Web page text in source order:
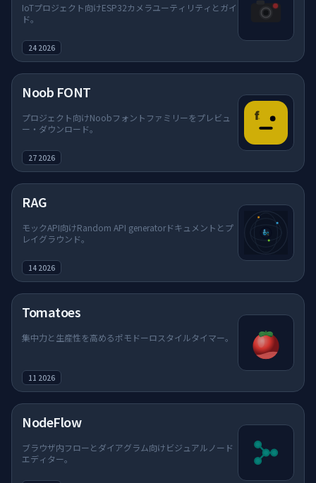
IoTプロジェクト向けESP32カメラユーティリティとガイ
ド。
24 2026
Noob FONT
プロジェクト向けNoobフォントファミリーをプレビュ
ー・ダウンロード。
27 2026
RAG
モックAPI向けRandom API generatorドキュメントとプ
レイグラウンド。
14 2026
Tomatoes
集中力と生産性を高めるポモドーロスタイルタイマー。
11 2026
NodeFlow
ブラウザ内フローとダイアグラム向けビジュアルノード
エディター。